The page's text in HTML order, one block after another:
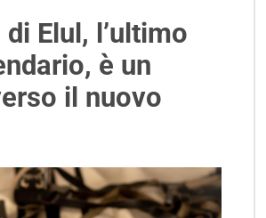
Elul, l’ultimo
è un
il nuovo